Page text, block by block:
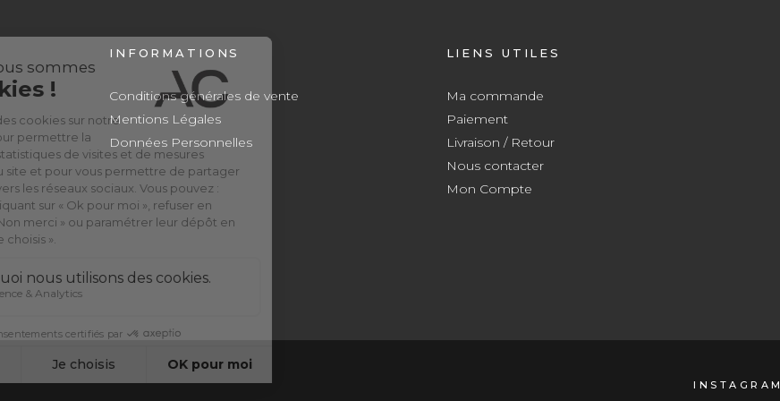
INFORMATIONS
Conditions générales de vente
Mentions Légales
Données Personnelles
LIENS UTILES
Ma commande
Paiement
Livraison / Retour
Nous contacter
Mon Compte
INSTAGRAM